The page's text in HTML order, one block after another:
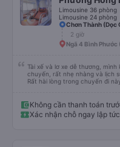
Limousine 36 phòng
Limousine 24 phòng
Chơn Thành (Dọc
2 giờ
Ngã 4 Bình
Tài xế và lơ xe dễ thương,
chuyến, rất nhẹ nhàng và lịch
Rất hài lòng trong chuyến đi
Không cần thanh toán
Xác nhận chỗ ngay lập tức